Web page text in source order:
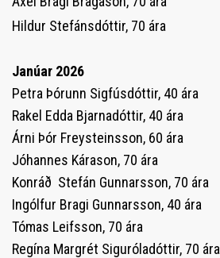
Hildur Stefánsdóttir, 70 ára
Janúar 2026
Petra Þórunn Sigfúsdóttir, 40 ára
Rakel Edda Bjarnadóttir, 40 ára
Árni Þór Freysteinsson, 60 ára
Jóhannes Kárason, 70 ára
Konráð Stefán Gunnarsson, 70 ára
Ingólfur Bragi Gunnarsson, 40 ára
Tómas Leifsson, 70 ára
Regína Margrét Siguróladóttir, 70 ára